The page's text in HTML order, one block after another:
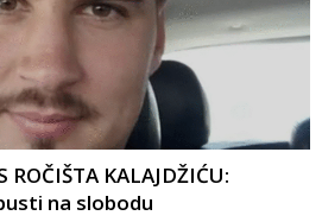
ROČIŠTA KALAJDŽIĆU:
na slobodu